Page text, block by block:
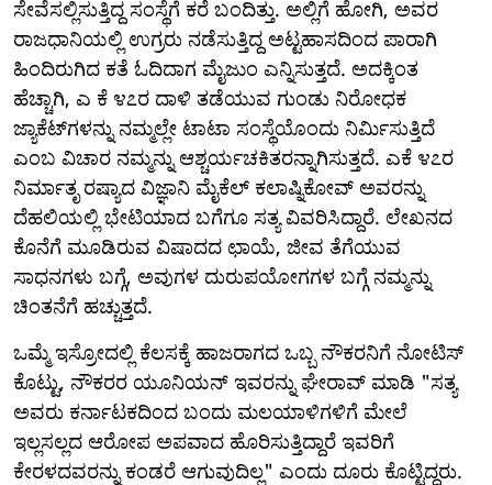
ಸೇವೆಸಲ್ಲಿಸುತ್ತಿದ್ದ ಸಂಸ್ಥೆಗೆ ಕರೆ ಬಂದಿತ್ತು. ಅಲ್ಲಿಗೆ ಹೋಗಿ, ಅವರ
ರಾಜಧಾನಿಯಲ್ಲಿ ಉಗ್ರರು ನಡೆಸುತ್ತಿದ್ದ ಅಟ್ಟಹಾಸದಿಂದ ಪಾರಾಗಿ
ಹಿಂದಿರುಗಿದ ಕತೆ ಓದಿದಾಗ ಮೈಜುಂ ಎನ್ನಿಸುತ್ತದೆ. ಅದಕ್ಕಿಂತ
ಹೆಚ್ಚಾಗಿ, ಎ ಕೆ ೪೭ರ ದಾಳಿ ತಡೆಯುವ ಗುಂಡು ನಿರೋಧಕ
ಜ್ಯಾಕೆಟ್‌ಗಳನ್ನು ನಮ್ಮಲ್ಲೇ ಟಾಟಾ ಸಂಸ್ಥೆಯೊಂದು ನಿರ್ಮಿಸುತ್ತಿದೆ
ಎಂಬ ವಿಚಾರ ನಮ್ಮನ್ನು ಆಶ್ಚರ್ಯಚಕಿತರನ್ನಾಗಿಸುತ್ತದೆ. ಎಕೆ ೪೭ರ
ನಿರ್ಮಾತೃ ರಷ್ಯಾದ ವಿಜ್ಞಾನಿ ಮೈಕೆಲ್ ಕಲಾಷ್ನಿಕೋವ್ ಅವರನ್ನು
ದೆಹಲಿಯಲ್ಲಿ ಭೇಟಿಯಾದ ಬಗೆಗೂ ಸತ್ಯ ವಿವರಿಸಿದ್ದಾರೆ. ಲೇಖನದ
ಕೊನೆಗೆ ಮೂಡಿರುವ ವಿಷಾದದ ಛಾಯೆ, ಜೀವ ತೆಗೆಯುವ
ಸಾಧನಗಳು ಬಗ್ಗೆ, ಅವುಗಳ ದುರುಪಯೋಗಗಳ ಬಗ್ಗೆ ನಮ್ಮನ್ನು
ಚಿಂತನೆಗೆ ಹಚ್ಚುತ್ತದೆ.
ಒಮ್ಮೆ ಇಸ್ರೋದಲ್ಲಿ ಕೆಲಸಕ್ಕೆ ಹಾಜರಾಗದ ಒಬ್ಬ ನೌಕರನಿಗೆ ನೋಟಿಸ್
ಕೊಟ್ಟು, ನೌಕರರ ಯೂನಿಯನ್ ಇವರನ್ನು ಘೇರಾವ್ ಮಾಡಿ "ಸತ್ಯ
ಅವರು ಕರ್ನಾಟಕದಿಂದ ಬಂದು ಮಲಯಾಳಿಗಳಿಗೆ ಮೇಲೆ
ಇಲ್ಲಸಲ್ಲದ ಆರೋಪ ಅಪವಾದ ಹೊರಿಸುತ್ತಿದ್ದಾರೆ ಇವರಿಗೆ
ಕೇರಳದವರನ್ನು ಕಂಡರೆ ಆಗುವುದಿಲ್ಲ" ಎಂದು ದೂರು ಕೊಟ್ಟಿದ್ದರು.